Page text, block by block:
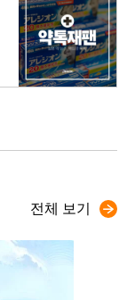
전체 보기